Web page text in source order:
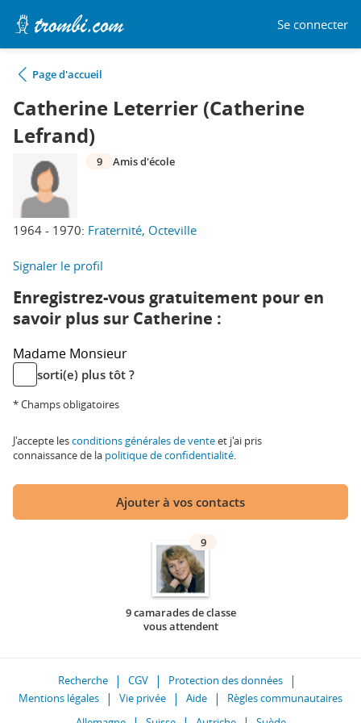
Se connecter
Page d'accueil
Catherine Leterrier (Catherine
Lefrand)
1964 - 1970: Fraternité, Octeville
9 Amis d'école
Signaler le profil
Enregistrez-vous gratuitement pour en
savoir plus sur Catherine :
Madame Monsieur
sorti(e) plus tôt ?
* Champs obligatoires
J'accepte lesconditions générales de venteet j'ai pris
connaissance de la politique de confidentialité.
Ajouter à vos contacts
9
9 camarades de classe
vous attendent
Recherche CGV
Protection des données
Mentions légales
Vie privée Aide
Règles communautaires